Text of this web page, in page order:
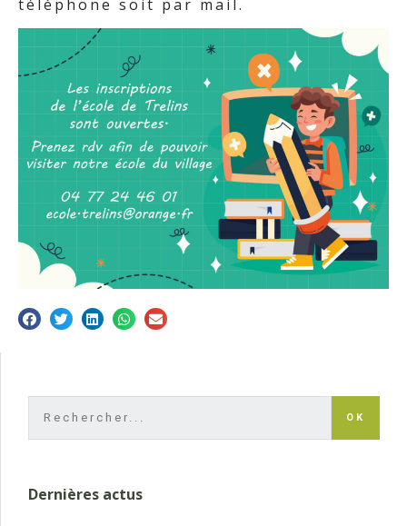
téléphone soit par mail.
OK
Dernières actus